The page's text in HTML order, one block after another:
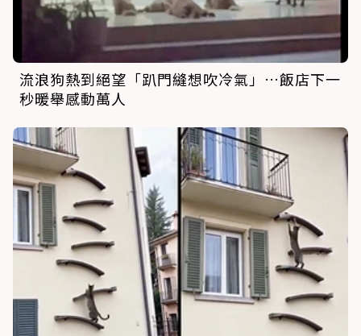
流浪狗熱到絕望「趴門縫想吹冷氣」…飯店下一
秒暖舉感動萬人